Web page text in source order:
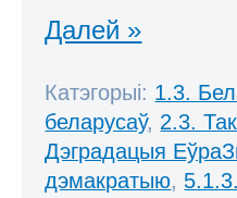
Далей »
Катэгорыі: 1.3.
беларусаў, 2.3.
Дэградацыя
дэмакратыю,